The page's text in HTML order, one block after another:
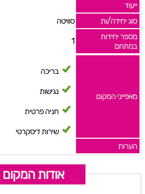
ייעוד
סוג יחידה/ות
סוויטה
מספר יחידות
במתחם
1
מאפייני המקום
בריכה
נגישות
חניה פרטית
שירות דיסקרטי
הערות
אודות המקום